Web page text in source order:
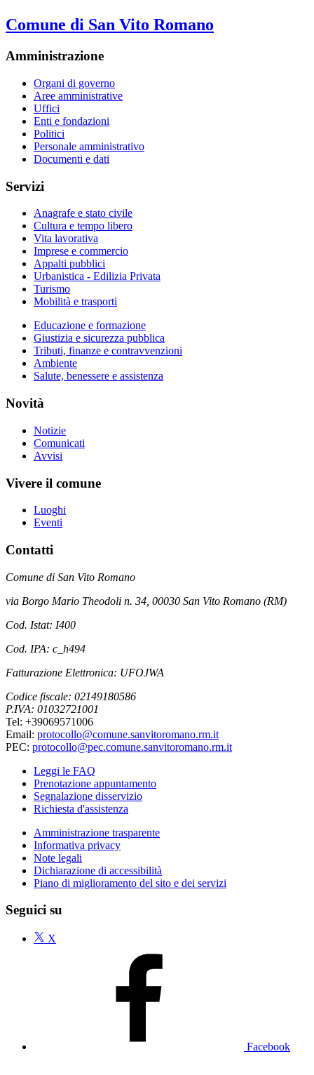
Comune di San Vito Romano
Amministrazione
Organi di governo
Aree amministrative
Uffici
Enti e fondazioni
Politici
Personale amministrativo
Documenti e dati
Servizi
Anagrafe e stato civile
Cultura e tempo libero
Vita lavorativa
Imprese e commercio
Appalti pubblici
Urbanistica - Edilizia Privata
Turismo
Mobilità e trasporti
Educazione e formazione
Giustizia e sicurezza pubblica
Tributi, finanze e contravvenzioni
Ambiente
Salute, benessere e assistenza
Novità
Notizie
Comunicati
Avvisi
Vivere il comune
Luoghi
Eventi
Contatti
Comune di San Vito Romano
via Borgo Mario Theodoli n. 34, 00030 San Vito Romano (RM)
Cod. Istat: I400
Cod. IPA: c_h494
Fatturazione Elettronica: UFOJWA
Codice fiscale: 02149180586
P.IVA: 01032721001
Tel: +39069571006
Email: protocollo@comune.sanvitoromano.rm.it
PEC: protocollo@pec.comune.sanvitoromano.rm.it
Leggi le FAQ
Prenotazione appuntamento
Segnalazione disservizio
Richiesta d'assistenza
Amministrazione trasparente
Informativa privacy
Note legali
Dichiarazione di accessibilità
Piano di miglioramento del sito e dei servizi
Seguici su
X
Facebook